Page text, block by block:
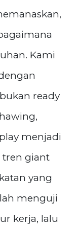
Kami
ready
menjadi
tren giant
yang
menguji
kerja, lalu